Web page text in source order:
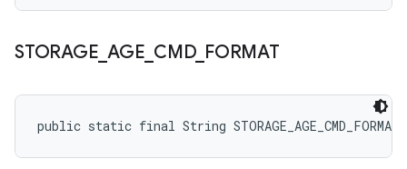
STORAGE AGE CMD_ FORMAT
public static final String STORAGE_AGE_CMD_FORMAT